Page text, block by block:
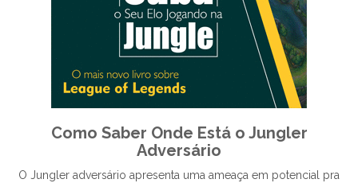
Como Saber Onde Está o Jungler
Adversário
O Jungler adversário apresenta uma ameaça em potencial pra